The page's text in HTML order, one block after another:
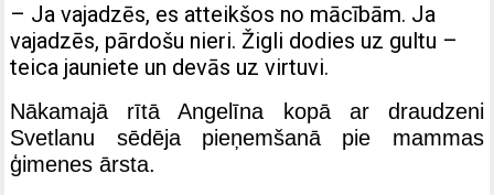
– Ja vajadzēs, es atteikšos no mācībām. Ja
vajadzēs, pārdošu nieri. Žigli dodies uz gultu –
teica jauniete un devās uz virtuvi.
Nākamajā rītā Angelīna kopā ar draudzeni
Svetlanu sēdēja pieņemšanā pie mammas
ģimenes ārsta.